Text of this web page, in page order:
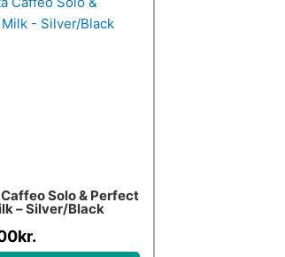
Solo & Perfect
– Silver/Black
kr.